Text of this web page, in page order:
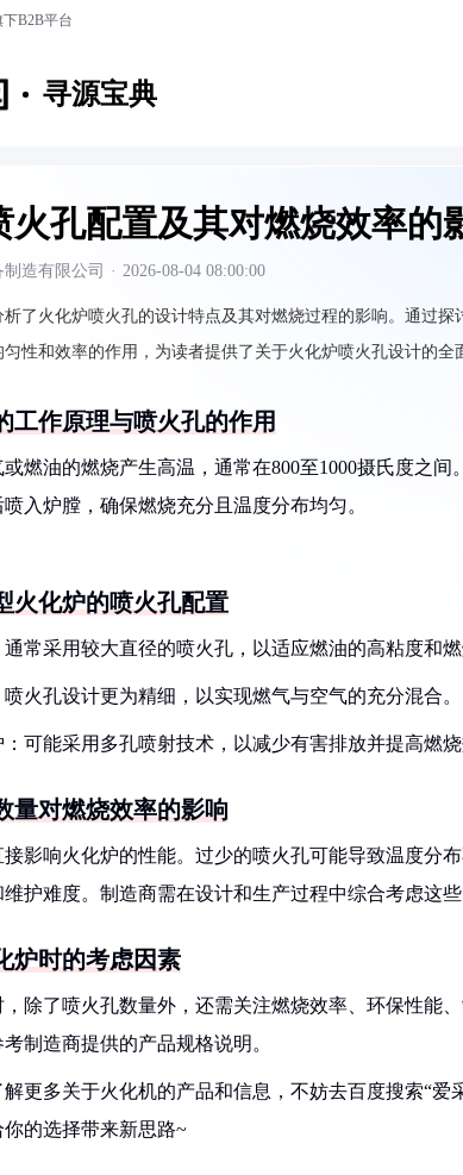
B2B平台
寻源宝典
火孔配置及其对燃烧效率的
造有限公司 · 2026-08-04 08:00:00
析了火化炉喷火孔的设计特点及其对燃烧过程的影响。通过
性和效率的作用，为读者提供了关于火化炉喷火孔设计的全
工作原理与喷火孔的作用
燃油的燃烧产生高温，通常在800至1000摄氏度之
入炉膛，确保燃烧充分且温度分布均匀。
火化炉的喷火孔配置
常采用较大直径的喷火孔，以适应燃油的高粘度和燃
火孔设计更为精细，以实现燃气与空气的充分混合。
可能采用多孔喷射技术，以减少有害排放并提高燃烧
量对燃烧效率的影响
影响火化炉的性能。过少的喷火孔可能导致温度分
护难度。制造商需在设计和生产过程中综合考虑这
炉时的考虑因素
除了喷火孔数量外，还需关注燃烧效率、环保性能
制造商提供的产品规格说明。
更多关于火化机的产品和信息，不妨去百度搜索“爱
的选择带来新思路~